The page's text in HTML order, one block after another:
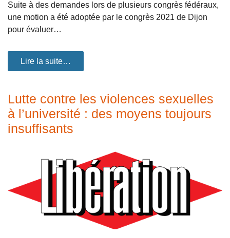
Suite à des demandes lors de plusieurs congrès fédéraux,
une motion a été adoptée par le congrès 2021 de Dijon
pour évaluer…
Lire la suite…
Lutte contre les violences sexuelles
à l’université : des moyens toujours
insuffisants